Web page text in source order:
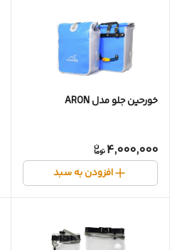
خورحین جلو مدل ARON
4,000,000
افزودن به سبد